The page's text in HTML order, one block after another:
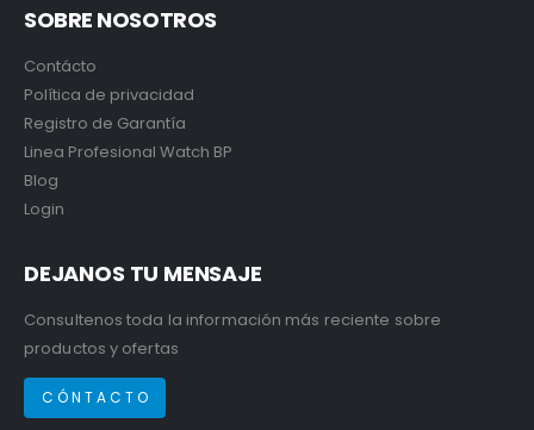
SOBRE NOSOTROS
Contácto
Política de privacidad
Registro de Garantía
Linea Profesional Watch BP
Blog
Login
DEJANOS TU MENSAJE
Consultenos toda la información más reciente sobre
productos y ofertas
C Ó N T A C T O